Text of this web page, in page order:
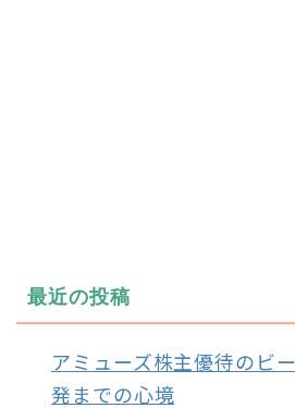
最近の投稿
アミューズ株主優待のビ
発までの心境